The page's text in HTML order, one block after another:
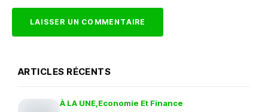
ARTICLES RÉCENTS
À LA UNE Economie Et Finance